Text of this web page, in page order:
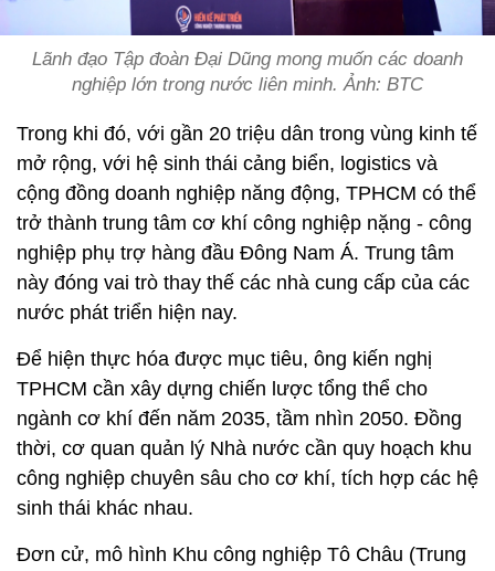
Lãnh đạo Tập đoàn Đại Dũng mong muốn các doanh
nghiệp lớn trong nước liên minh. Ảnh: BTC
Trong khi đó, với gần 20 triệu dân trong vùng kinh tế
mở rộng, với hệ sinh thái cảng biển, logistics và
cộng đồng doanh nghiệp năng động, TPHCM có thể
trở thành trung tâm cơ khí công nghiệp nặng - công
nghiệp phụ trợ hàng đầu Đông Nam Á. Trung tâm
này đóng vai trò thay thế các nhà cung cấp của các
nước phát triển hiện nay.
Để hiện thực hóa được mục tiêu, ông kiến nghị
TPHCM cần xây dựng chiến lược tổng thể cho
ngành cơ khí đến năm 2035, tầm nhìn 2050. Đồng
thời, cơ quan quản lý Nhà nước cần quy hoạch khu
công nghiệp chuyên sâu cho cơ khí, tích hợp các hệ
sinh thái khác nhau.
Đơn cử, mô hình Khu công nghiệp Tô Châu (Trung